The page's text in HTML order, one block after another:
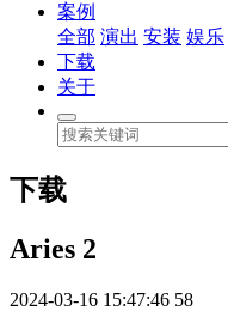
案例
全部 演出 安装 娱乐
下载
关于
下载
Aries 2
2024-03-16 15:47:46 58